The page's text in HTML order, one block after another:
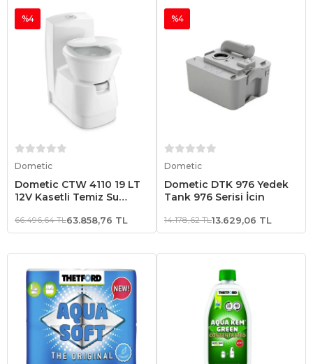
Dometic
Dometic CTW 4110 19 LT
12V Kasetli Temiz Su
%4
66.496,64 TL63.858,76 TL
Dometic
Dometic DTK 976 Yedek
Tank 976 Serisi İçin
%4
14.178,62 TL13.629,06 TL